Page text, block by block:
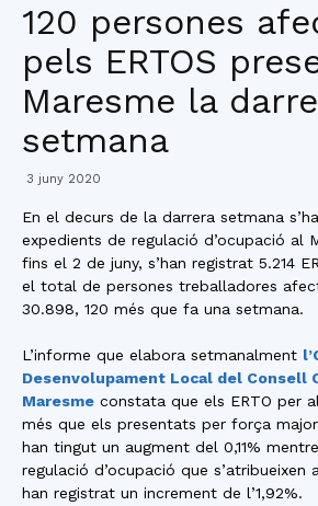
Comarcal
del
Maresme
120 persones
pels ERTOS
Maresme la
setmana
3 juny 2020
En el decurs de la darrera setmana
expedients de regulació d’ocupació al
fins el 2 de juny, s’han registrat 5.214
el total de persones treballadores
30.898, 120 més que fa una setmana.
L’informe que elabora setmanalment
Desenvolupament Local del Consell
Maresme constata que els ERTO per
més que els presentats per força
han tingut un augment del 0,11%
regulació d’ocupació que s’atribueixen
han registrat un increment de l’1,92%.